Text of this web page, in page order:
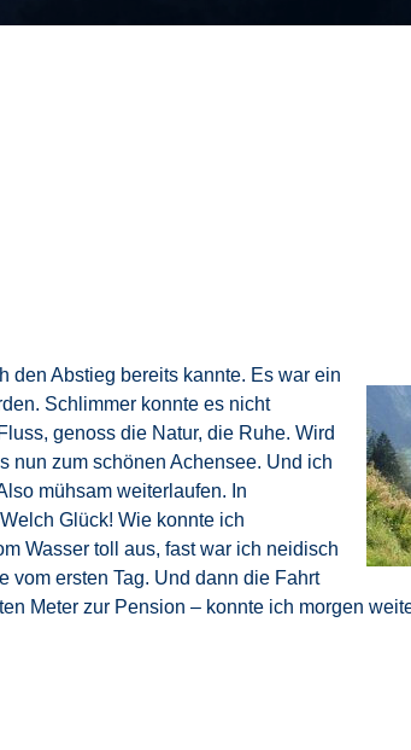
den Abstieg bereits kannte. Es war ein
Schlimmer konnte es nicht
genoss die Natur, die Ruhe. Wird
nun zum schönen Achensee. Und ich
mühsam weiterlaufen. In
Glück! Wie konnte ich
Wasser toll aus, fast war ich neidisch
vom ersten Tag. Und dann die Fahrt
Meter zur Pension – konnte ich morgen